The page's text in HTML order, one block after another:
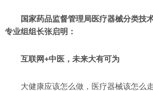
国家药品监督管理局医疗器械分类技
专业组组长张启明：
互联网+中医，未来大有可为
大健康应该怎么做，医疗器械该怎么